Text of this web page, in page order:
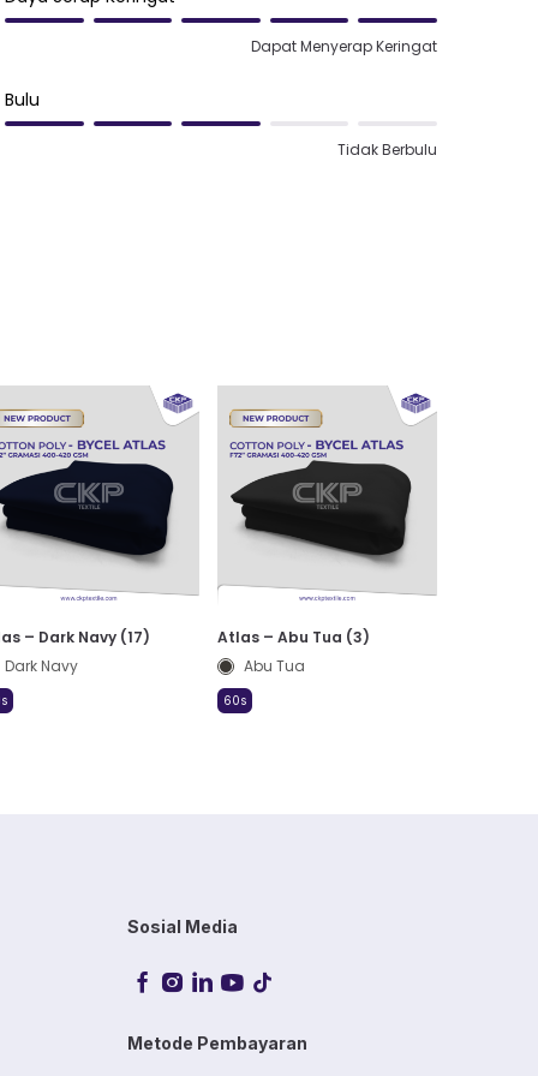
Dapat Menyerap Keringat
Bulu
Tidak Berbulu
– Dark Navy (17)
Dark Navy
Atlas – Abu Tua (3)
Abu Tua
60s
Sosial Media
Metode Pembayaran